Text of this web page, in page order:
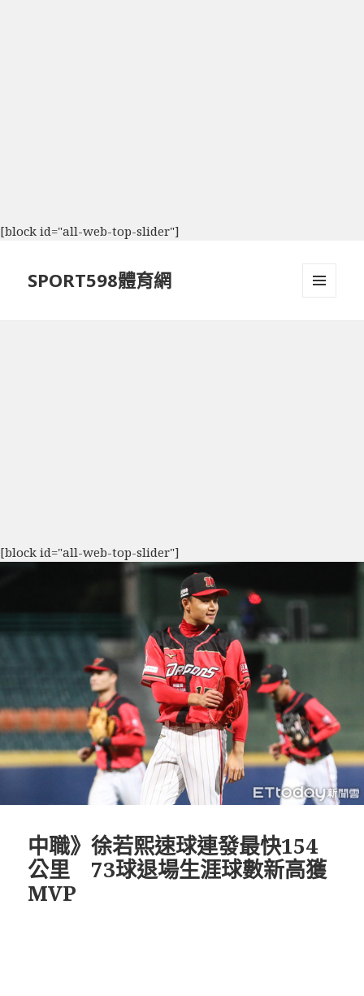
[block id="all-web-top-slider"]
SPORT598體育網
[block id="all-web-top-slider"]
中職》徐若熙速球連發最快154
公里 73球退場生涯球數新高獲
MVP